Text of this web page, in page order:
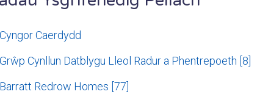
Caerdydd
Cynllun Datblygu Lleol Radur a Phentrepoeth [8]
Redrow Homes [77]